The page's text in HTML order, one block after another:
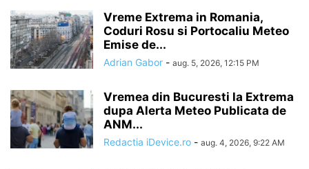
Vreme Extrema in Romania,
Coduri Rosu si Portocaliu Meteo
Emise de...
Adrian Gabor - aug. 5, 2026, 12:15 PM
Vremea din Bucuresti la Extrema
dupa Alerta Meteo Publicata de
ANM...
Redactia iDevice.ro - aug. 4, 2026, 9:22 AM